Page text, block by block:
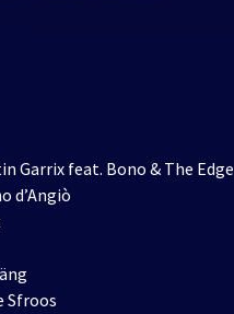
Garrix feat. Bono & The Edge
d’Angiò
Sfroos